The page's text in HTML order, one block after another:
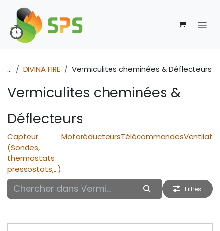
Se rendre au contenu
... DIVINA FIRE Vermiculites cheminées & Déflecteurs
Vermiculites cheminées &
Déflecteurs
Capteur
(Sondes,
thermostats,
pressostats,...)
MotoréducteursTélécommandes
Filtres